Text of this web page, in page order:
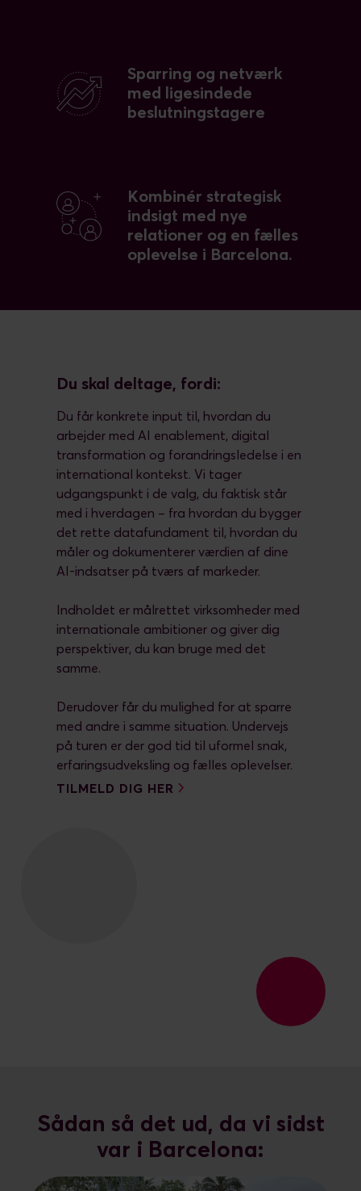
Sparring og netværk
med ligesindede
beslutningstagere
Kombinér strategisk
indsigt med nye
relationer og en fælles
oplevelse i Barcelona.
Du skal deltage, fordi:
Du får konkrete input til, hvordan du
arbejder med AI enablement, digital
transformation og forandringsledelse i en
international kontekst. Vi tager
udgangspunkt i de valg, du faktisk står
med i hverdagen – fra hvordan du bygger
det rette datafundament til, hvordan du
måler og dokumenterer værdien af dine
AI-indsatser på tværs af markeder.
Indholdet er målrettet virksomheder med
internationale ambitioner og giver dig
perspektiver, du kan bruge med det
samme.
Derudover får du mulighed for at sparre
med andre i samme situation. Undervejs
på turen er der god tid til uformel snak,
erfaringsudveksling og fælles oplevelser.
TILMELD DIG HER
Sådan så det ud, da vi sidst
var i Barcelona: